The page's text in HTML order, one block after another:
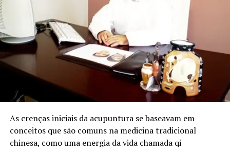
A escolha da Região Sul do Brasil para o evento não é
casual: o Paraná é um dos principais polos do
agronegócio nacional, com forte produção de grãos e
proteína animal, e concentra empresas, cooperativas e
instituições financeiras que demandam cada vez mais
profissionais com esse duplo repertório. O Sul
concentra atualmente 6.683 assessores de investimento
certificados pela ANCORD. É o segundo maior mercado
do país, representando 24,6% do total de profissionais.
Desde 2020, a região experimentou um crescimento de
145% na quantidade de assessores.
Pensando nesse mercado, foi lançada em julho de 2024
As crenças iniciais da acupuntura se baseavam em
conceitos que são comuns na medicina tradicional
chinesa, como uma energia da vida chamada qi